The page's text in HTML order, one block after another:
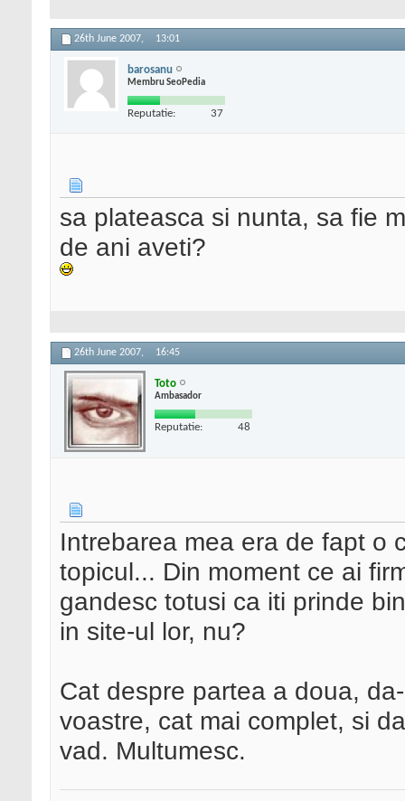
26th June 2007, 13:01
barosanu
Membru SeoPedia
Reputatie: 37
sa plateasca si nunta, sa fie
de ani aveti?
26th June 2007, 16:45
Toto
Ambasador
Reputatie: 48
Intrebarea mea era de fapt o
topicul... Din moment ce ai
gandesc totusi ca iti prinde
in site-ul lor, nu?
Cat despre partea a doua,
voastre, cat mai complet, si
vad. Multumesc.